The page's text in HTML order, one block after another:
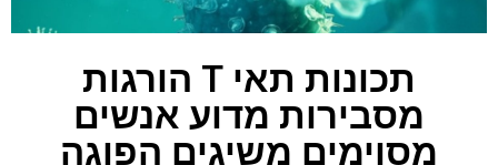
תכונות תאי T הורגות
מסבירות מדוע אנשים
מסוימים משיגים הפוגה